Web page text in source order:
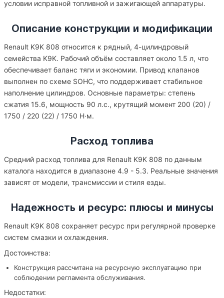
условии исправной топливной и зажигающей аппаратуры.
Описание конструкции и модификации
Renault K9K 808 относится к рядный, 4-цилиндровый
семейства K9K. Рабочий объём составляет около 1.5 л, что
обеспечивает баланс тяги и экономии. Привод клапанов
выполнен по схеме SOHC, что поддерживает стабильное
наполнение цилиндров. Основные параметры: степень
сжатия 15.6, мощность 90 л.с., крутящий момент 200 (20) /
1750 / 220 (22) / 1750 Н·м.
Расход топлива
Средний расход топлива для Renault K9K 808 по данным
каталога находится в диапазоне 4.9 - 5.3. Реальные значения
зависят от модели, трансмиссии и стиля езды.
Надежность и ресурс: плюсы и минусы
Renault K9K 808 сохраняет ресурс при регулярной проверке
систем смазки и охлаждения.
Достоинства:
Конструкция рассчитана на ресурсную эксплуатацию при
соблюдении регламента обслуживания.
Недостатки: